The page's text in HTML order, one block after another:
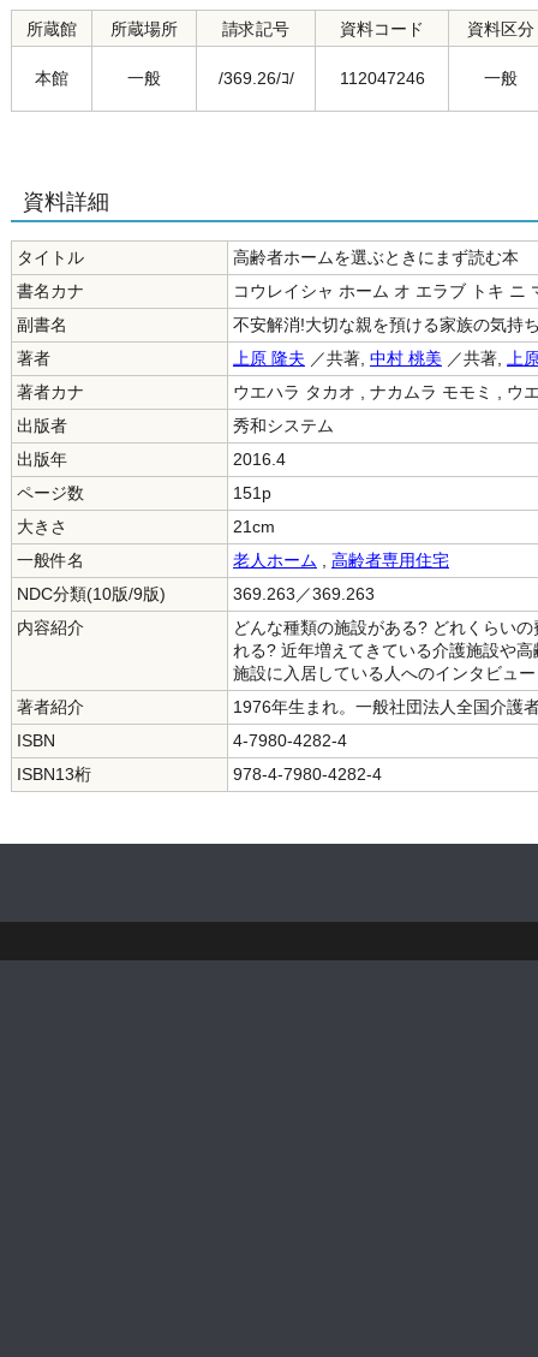
所蔵館 所蔵場所 請求記号 資料コード 資料区分
本館 一般 /369.26/ｺ/ 112047246 一般
資料詳細
タイトル
高齢者ホームを選ぶときにまず読む本
書名カナ
コウレイシャ ホーム オ エラブ トキ ニ
副書名
不安解消!大切な親を預ける家族の気持
著者
上原 隆夫 ／共著, 中村 桃美 ／共著,
上
著者カナ
ウエハラ タカオ , ナカムラ モモミ , ウ
出版者
秀和システム
出版年
2016.4
ページ数
151p
大きさ
21cm
一般件名
老人ホーム
高齢者専用住宅
NDC分類(10版/9版)
369.263／369.263
内容紹介
どんな種類の施設がある? どれくらい
れる? 近年増えてきている介護施設や
施設に入居している人へのインタビュ
著者紹介
1976年生まれ。一般社団法人全国介護
ISBN
4-7980-4282-4
ISBN13桁
978-4-7980-4282-4